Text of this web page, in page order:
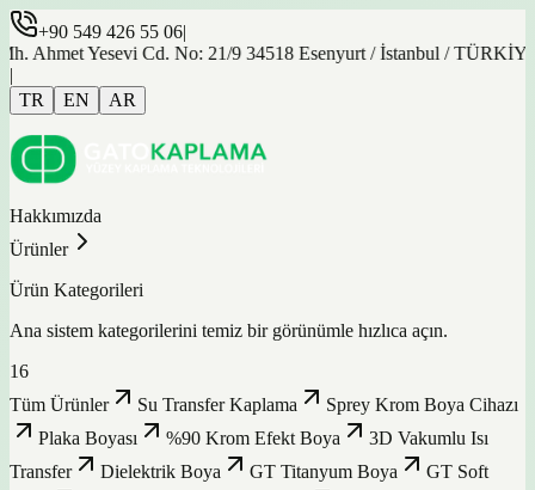
+90 549 426 55 06|
Yesevi Cd. No: 21/9 34518 Esenyurt / İstanbul / TÜRKİYE
|
TR
EN AR
Hakkımızda
Ürünler
Ürün Kategorileri
Ana sistem kategorilerini temiz bir görünümle hızlıca açın.
16
Tüm Ürünler
Su Transfer Kaplama
Sprey Krom Boya Cihazı
Plaka Boyası
%90 Krom Efekt Boya
3D Vakumlu Isı
Transfer
Dielektrik Boya GT Titanyum Boya
GT Soft